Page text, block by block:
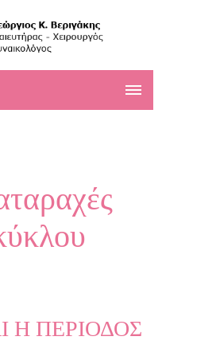
Η ΠΕΡΙΟΔΟΣ